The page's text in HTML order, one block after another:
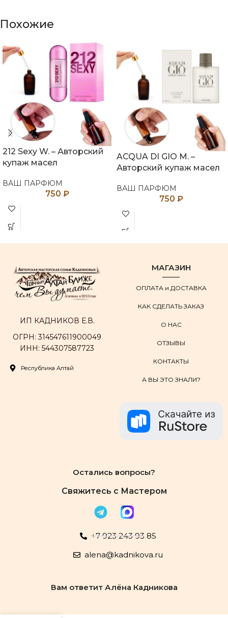
Похожие
212 Sexy W. – Авторский
купаж масел
ВАШ ПАРФЮМ
750 ₽
ACQUA DI GIO M. –
Авторский купаж масел
ВАШ ПАРФЮМ
750 ₽
ИП КАДНИКОВ Е.В.
ОГРН: 314547611900049
ИНН: 544307587723
Республика Алтай
МАГАЗИН
ОПЛАТА и ДОСТАВКА
КАК СДЕЛАТЬ ЗАКАЗ
О НАС
ОТЗЫВЫ
КОНТАКТЫ
А ВЫ ЭТО ЗНАЛИ?
Остались вопросы?
Свяжитесь с Мастером
+7 923 243 93 85
alena@kadnikova.ru
Вам ответит Алёна Кадникова